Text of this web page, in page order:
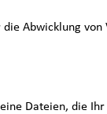
die Abwicklung
Dateien, die